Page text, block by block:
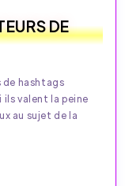
DE
de hashtags
valent la peine
au sujet de la